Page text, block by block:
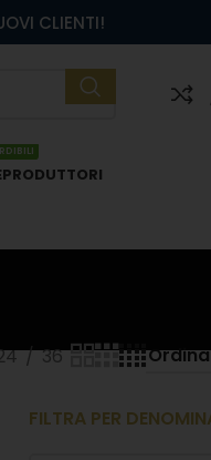
PRODUTTORI
36
FILTRA PER
CLIENTI!